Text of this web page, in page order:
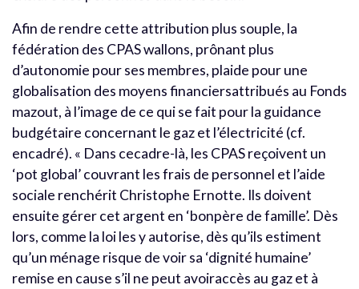
Afin de rendre cette attribution plus souple, la
fédération des CPAS wallons, prônant plus
d’autonomie pour ses membres, plaide pour une
globalisation des moyens financiersattribués au Fonds
mazout, à l’image de ce qui se fait pour la guidance
budgétaire concernant le gaz et l’électricité (cf.
encadré). « Dans cecadre-là, les CPAS reçoivent un
‘pot global’ couvrant les frais de personnel et l’aide
sociale renchérit Christophe Ernotte. Ils doivent
ensuite gérer cet argent en ‘bonpère de famille’. Dès
lors, comme la loi les y autorise, dès qu’ils estiment
qu’un ménage risque de voir sa ‘dignité humaine’
remise en cause s’il ne peut avoiraccès au gaz et à